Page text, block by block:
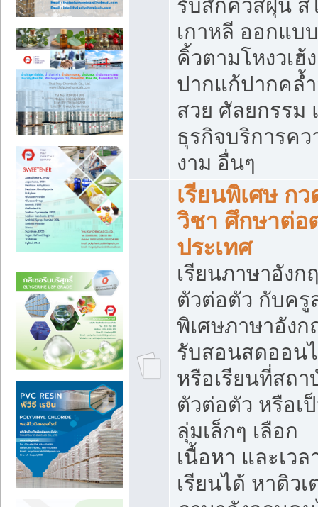
รับสักคิ้วสีฝุ่น ส
เกาหลี ออกแบ
คิ้วตามโหงวเฮ้
ปากแก้ปากคล้
สวย ศัลยกรรม
ธุรกิจบริการคว
งาม อื่นๆ
เรียนพิเศษ กว
วิชา ศึกษาต่อ
ประเทศ
เรียนภาษาอังก
ตัวต่อตัว กับครู
พิเศษภาษาอังก
รับสอนสดออน
หรือเรียนที่สถา
ตัวต่อตัว หรือเ
ลุ่มเล็กๆ เลือก
เนื้อหา และเวล
เรียนได้ หาติวเ